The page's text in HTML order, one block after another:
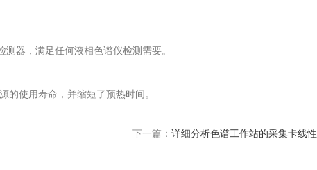
器，满足任何液相色谱仪检测需要。
使用寿命，并缩短了预热时间。
下一篇： 详细分析色谱工作站的采集卡线性